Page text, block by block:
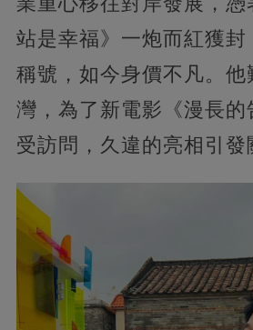
站是幸福》一炮而紅獲封
稱號，如今身價不凡。他
灣，為了新電影《漫長的
受訪問，久違的亮相引發